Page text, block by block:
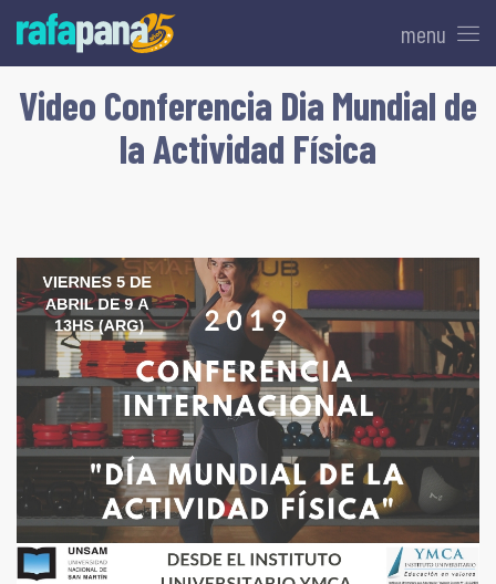
menu
Video Conferencia Dia Mundial de
la Actividad Física